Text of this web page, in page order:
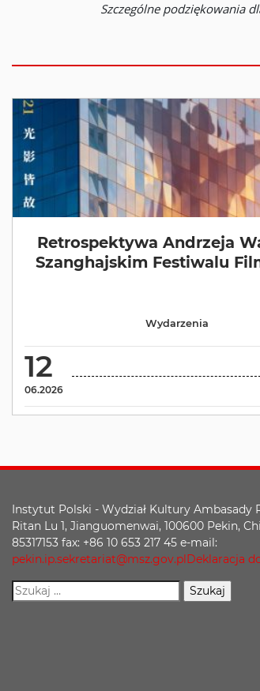
Szczególne podziękowania
Retrospektywa Andrzeja
Szanghajskim Festiwalu
12
06.2026
Wydarzenia
Instytut Polski - Wydział Kultury Ambasady
Ritan Lu 1, Jianguomenwai, 100600 Pekin,
85317153 fax: +86 10 653 217 45 e-mail:
pekin.ip.sekretariat@msz.gov.plDeklaracja